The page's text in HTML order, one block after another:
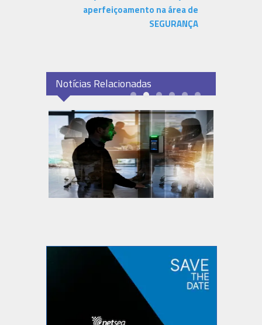
aperfeiçoamento na área de
SEGURANÇA
Notícias Relacionadas